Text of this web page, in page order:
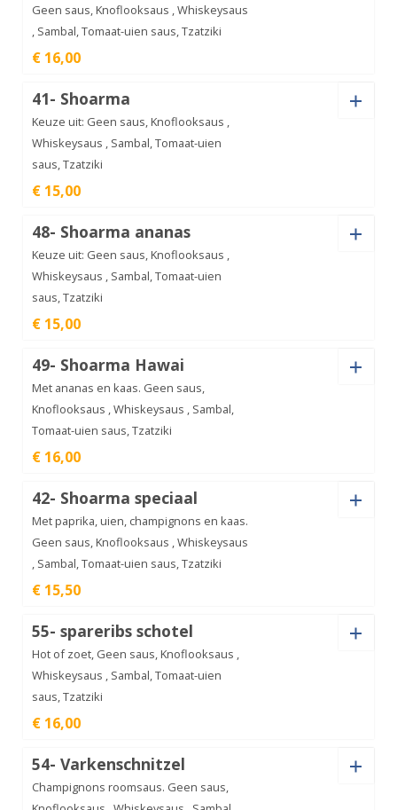
Saté
van
aantal
Geen saus, Knoflooksaus , Whiskeysaus
, Sambal, Tomaat-uien saus, Tzatziki
€ 16,00
Saus
Shaslick
aantal
41- Shoarma
Keuze uit: Geen saus, Knoflooksaus ,
Whiskeysaus , Sambal, Tomaat-uien
saus, Tzatziki
€ 15,00
Saus
Shoarma
aantal
48- Shoarma ananas
Keuze uit: Geen saus, Knoflooksaus ,
Whiskeysaus , Sambal, Tomaat-uien
saus, Tzatziki
€ 15,00
Saus
Shoarma
ananas
49- Shoarma Hawai
Met ananas en kaas. Geen saus,
Knoflooksaus , Whiskeysaus , Sambal,
Tomaat-uien saus, Tzatziki
€ 16,00
Saus
Shoarma
Hawai
42- Shoarma speciaal
Met paprika, uien, champignons en kaas.
Geen saus, Knoflooksaus , Whiskeysaus
, Sambal, Tomaat-uien saus, Tzatziki
€ 15,50
Saus
Shoarma
speciaal
55- spareribs schotel
Hot of zoet, Geen saus, Knoflooksaus ,
Whiskeysaus , Sambal, Tomaat-uien
saus, Tzatziki
€ 16,00
Saus
54- Varkenschnitzel
Champignons roomsaus. Geen saus,